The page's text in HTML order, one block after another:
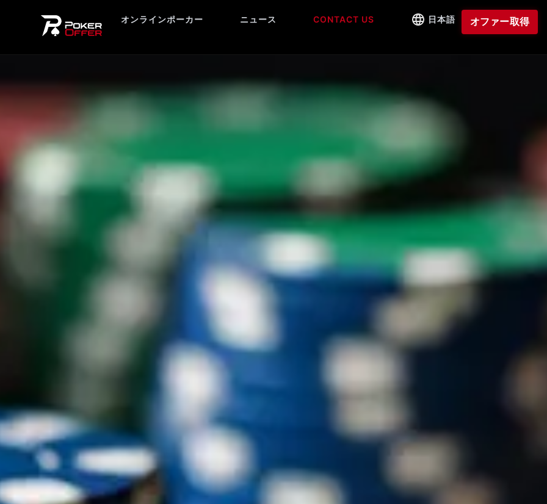
オンラインポーカー ニュース CONTACT US 日本語 オファー取得